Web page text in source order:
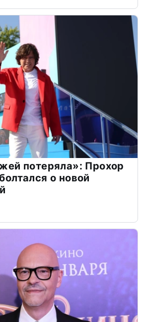
потеряла»: Прохор
о новой